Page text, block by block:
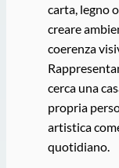
carta, legno
creare
coerenza
cerca una
propria
artistica
quotidiano.